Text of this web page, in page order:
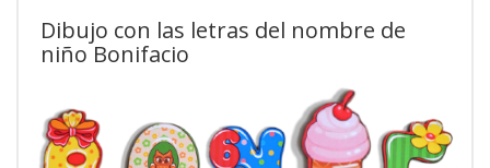
Dibujo con las letras del nombre de
niño Bonifacio